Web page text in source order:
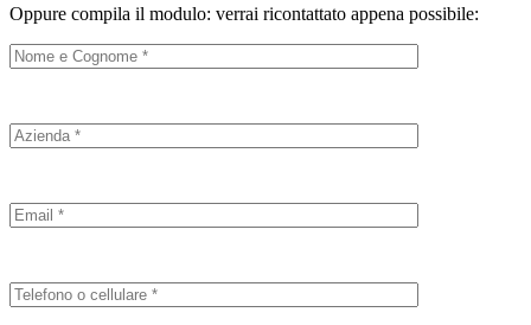
Oppure compila il modulo: verrai ricontattato appena possibile: